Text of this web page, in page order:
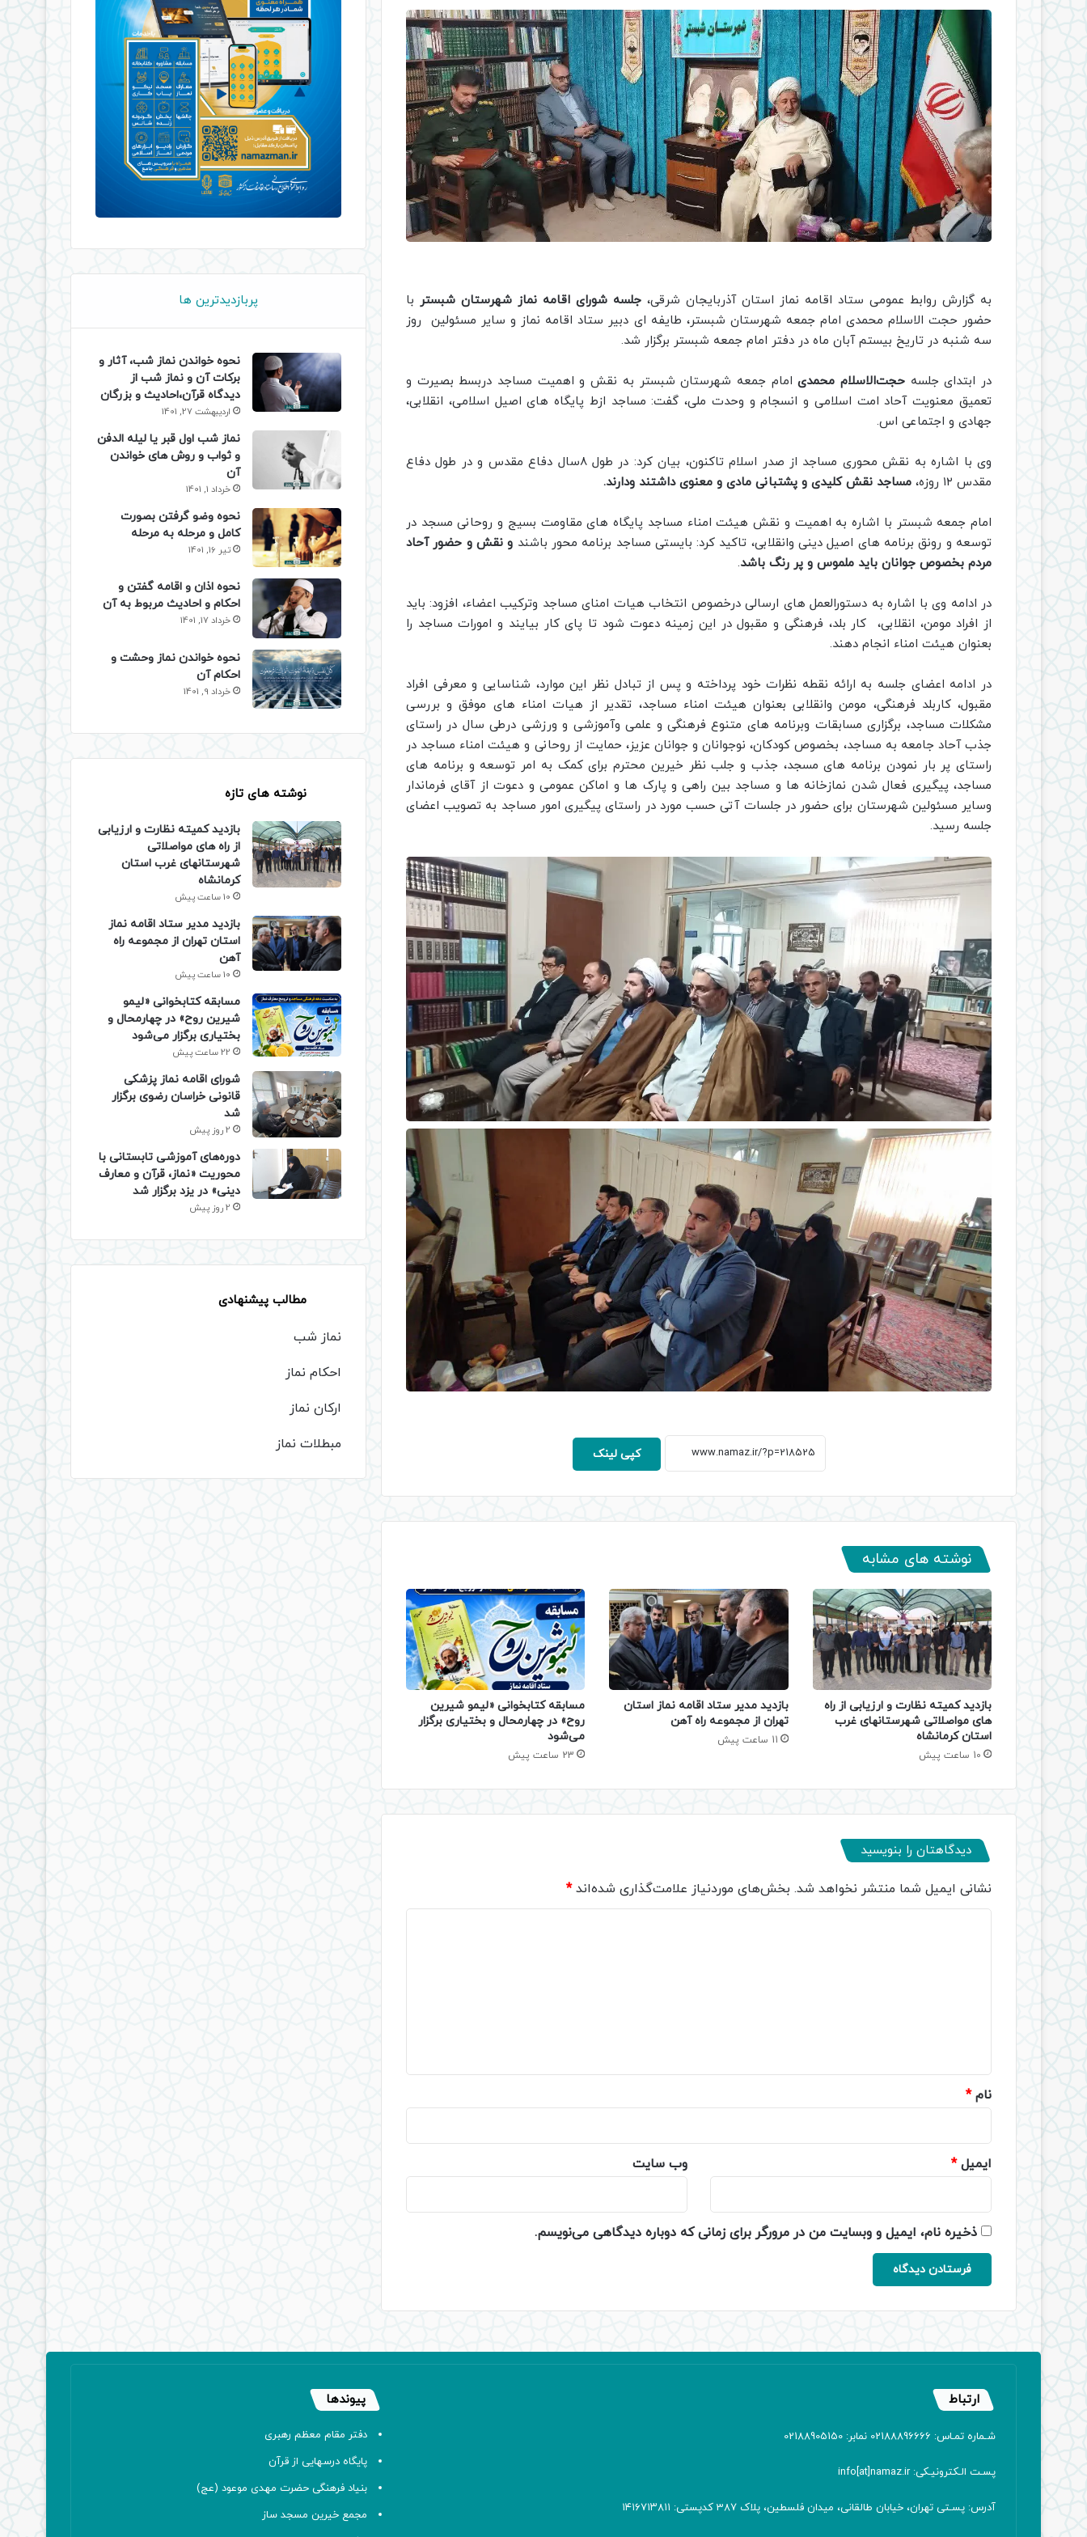
به گزارش روابط عمومی ستاد اقامه نماز استان آذربایجان شرقی، جلسه شورای اقامه نماز شهرستان شبستر با
حضور حجت الاسلام محمدی امام جمعه شهرستان شبستر، طایفه ای دبیر ستاد اقامه نماز و سایر مسئولین روز
سه شنبه در تاریخ بیستم آبان ماه در دفتر امام جمعه شبستر برگزار شد.
در ابتدای جلسهحجت‌الاسلام محمدیامام جمعه شهرستان شبستر به نقش و اهمیت مساجد دربسط بصیرت و
تعمیق معنویت آحاد امت اسلامی و انسجام و وحدت ملی، گفت: مساجد ازط پایگاه های اصیل اسلامی، انقلابی،
جهادی و اجتماعی اس.
وی با اشاره به نقش محوری مساجد از صدر اسلام تاکنون، بیان کرد: در طول ۸سال دفاع مقدس و در طول دفاع
مقدس ۱۲ روزه،
مساجد نقش کلیدی و پشتبانی مادی و معنوی داشتند ودارند.
امام جمعه شبستر با اشاره به اهمیت و نقش هیئت امناء مساجد پایگاه های مقاومت بسیج و روحانی مسجد در
توسعه و رونق برنامه های اصیل دینی وانقلابی، تاکید کرد: بایستی مساجد برنامه محور باشند و نقش و حضور آحاد
مردم بخصوص جوانان باید ملموس و پر رنگ باشد.
در ادامه وی با اشاره به دستورالعمل های ارسالی درخصوص انتخاب هیات امنای مساجد وترکیب اعضاء، افزود: باید
از افراد مومن، انقلابی، کار بلد، فرهنگی و مقبول در این زمینه دعوت شود تا پای کار بیایند و امورات مساجد را
بعنوان هیئت امناء انجام دهند.
در ادامه اعضای جلسه به ارائه نقطه نظرات خود پرداخته و پس از تبادل نظر این موارد، شناسایی و معرفی افراد
مقبول، کاربلد فرهنگی، مومن وانقلابی بعنوان هیئت امناء مساجد، تقدیر از هیات امناء های موفق و بررسی
مشکلات مساجد، برگزاری مسابقات وبرنامه های متنوع فرهنگی و علمی وآموزشی و ورزشی درطی سال در راستای
جذب آحاد جامعه به مساجد، بخصوص کودکان، نوجوانان و جوانان عزیز، حمایت از روحانی و هیئت امناء مساجد در
راستای پر بار نمودن برنامه های مسجد، جذب و جلب نظر خیرین محترم برای کمک به امر توسعه و برنامه های
مساجد، پیگیری فعال شدن نمازخانه ها و مساجد بین راهی و پارک ها و اماکن عمومی و دعوت از آقای فرماندار
وسایر مسئولین شهرستان برای حضور در جلسات آتی حسب مورد در راستای پیگیری امور مساجد به تصویب اعضای
جلسه رسید.
کپی لینک
نوشته های مشابه
بازدید کمیته نظارت و ارزیابی از راه
های مواصلاتی شهرستانهای غرب
استان کرمانشاه
10 ساعت پیش
بازدید مدیر ستاد اقامه نماز استان
تهران از مجموعه راه آهن
11 ساعت پیش
مسابقه کتابخوانی «لیمو شیرین
روح» در چهارمحال و بختیاری برگزار
می‌شود
23 ساعت پیش
دیدگاهتان را بنویسید
نشانی ایمیل شما منتشر نخواهد شد. بخش‌های موردنیاز علامت‌گذاری شده‌اند*
نام*
ایمیل* وب‌ سایت
ذخیره نام، ایمیل و وبسایت من در مرورگر برای زمانی که دوباره دیدگاهی می‌نویسم.
پربازدیدترین ها
نحوه خواندن نماز شب، آثار و
برکات آن و نماز شب از
دیدگاه قرآن،احادیث و بزرگان
اردیبهشت 27, 1401
نماز شب اول قبر یا لیله الدفن
و ثواب و روش های خواندن
آن
خرداد 1, 1401
نحوه وضو گرفتن بصورت
کامل و مرحله به مرحله
تیر 16, 1401
نحوه اذان و اقامه گفتن و
احکام و احادیث مربوط به آن
خرداد 17, 1401
نحوه خواندن نماز وحشت و
احکام آن
خرداد 9, 1401
نوشته های تازه
بازدید کمیته نظارت و ارزیابی
از راه های مواصلاتی
شهرستانهای غرب استان
کرمانشاه
10 ساعت پیش
بازدید مدیر ستاد اقامه نماز
استان تهران از مجموعه راه
آهن
10 ساعت پیش
مسابقه کتابخوانی «لیمو
شیرین روح» در چهارمحال و
بختیاری برگزار می‌شود
22 ساعت پیش
شورای اقامه نماز پزشکی
قانونی خراسان رضوی برگزار
شد
2 روز پیش
دوره‌های آموزشی تابستانی با
محوریت «نماز، قرآن و معارف
دینی» در یزد برگزار شد
2 روز پیش
مطالب پیشنهادی
نماز شب
احکام نماز
ارکان نماز
مبطلات نماز
ارتباط
شـماره تمـاس: 02188896666 نمابر: 02188905150
پسـت الـکترونیـکی: info[at]namaz.ir
آدرس: پسـتی تهران، خیابان طالقانی، میدان فلسطین، پلاک 387 کدپستی: ۱۴۱۶۷۱۳۸۱۱
پیوندها
دفتر مقام معظم رهبری
پایگاه درسهایی از قرآن
بنیاد فرهنگی حضرت مهدی موعود (عج)
مجمع خیرین مسجد ساز